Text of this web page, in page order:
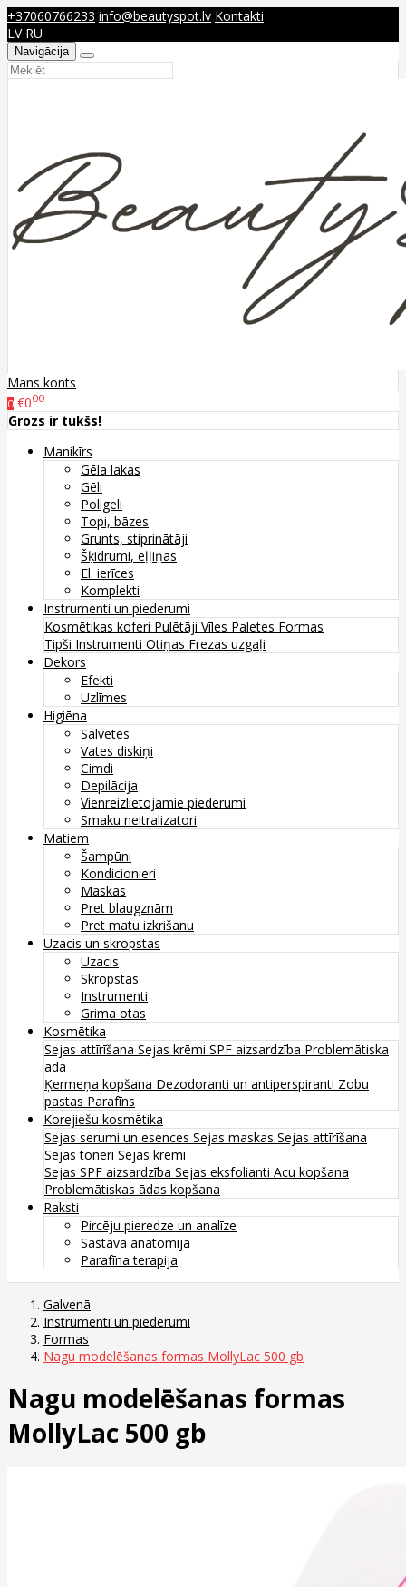
+37060766233 info@beautyspot.lv Kontakti
LV RU
Navigācija
Mans konts
0 €000
Grozs ir tukšs!
Manikīrs
Gēla lakas
Gēli
Poligeli
Topi, bāzes
Grunts, stiprinātāji
Šķidrumi, eļļiņas
El. ierīces
Komplekti
Instrumenti un piederumi
Kosmētikas koferi Pulētāji Vīles Paletes Formas
Tipši Instrumenti Otiņas Frezas uzgaļi
Dekors
Efekti
Uzlīmes
Higiēna
Salvetes
Vates diskiņi
Cimdi
Depilācija
Vienreizlietojamie piederumi
Smaku neitralizatori
Matiem
Šampūni
Kondicionieri
Maskas
Pret blaugznām
Pret matu izkrišanu
Uzacis un skropstas
Uzacis
Skropstas
Instrumenti
Grima otas
Kosmētika
Sejas attīrīšana Sejas krēmi SPF aizsardzība Problemātiska
āda
Ķermeņa kopšana Dezodoranti un antiperspiranti Zobu
pastas Parafīns
Korejiešu kosmētika
Sejas serumi un esences Sejas maskas Sejas attīrīšana
Sejas toneri Sejas krēmi
Sejas SPF aizsardzība Sejas eksfolianti Acu kopšana
Problemātiskas ādas kopšana
Raksti
Pircēju pieredze un analīze
Sastāva anatomija
Parafīna terapija
Galvenā
Instrumenti un piederumi
Formas
Nagu modelēšanas formas MollyLac 500 gb
Nagu modelēšanas formas
MollyLac 500 gb